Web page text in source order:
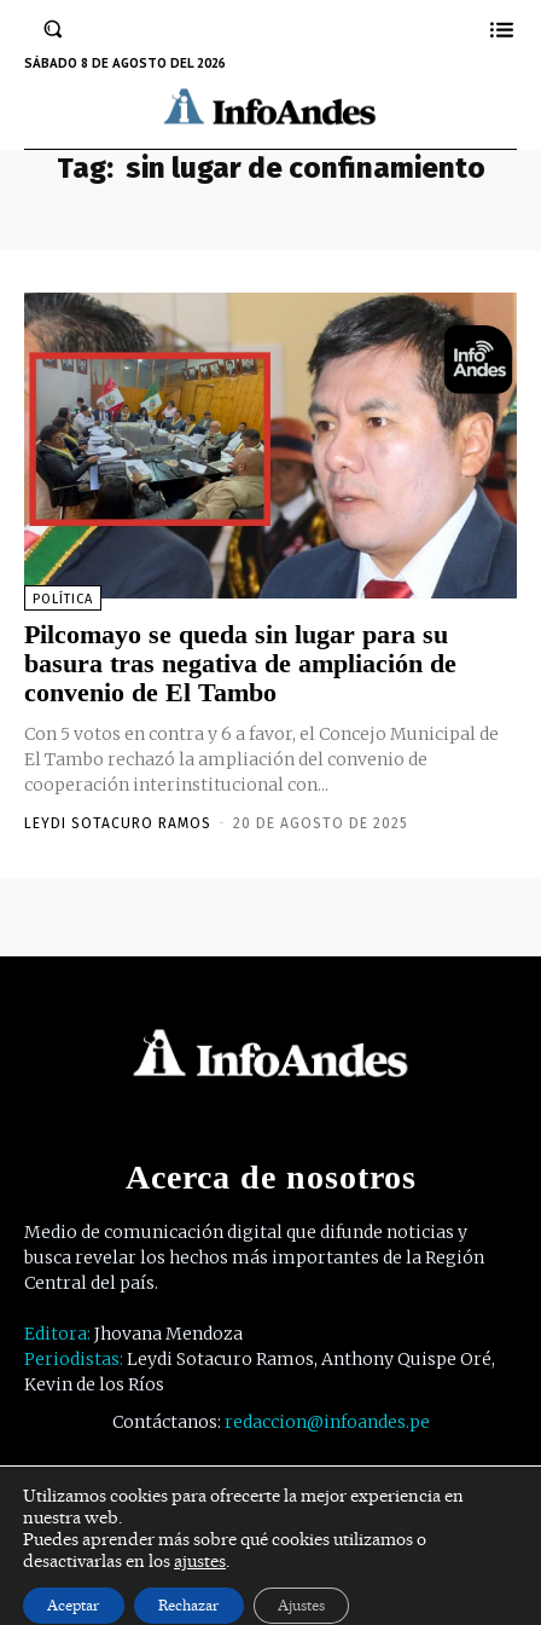
SÁBADO 8 DE AGOSTO DEL 2026
Tag: sin lugar de confinamiento
POLÍTICA
Pilcomayo se queda sin lugar para su
basura tras negativa de ampliación de
convenio de El Tambo
Con 5 votos en contra y 6 a favor, el Concejo Municipal de
El Tambo rechazó la ampliación del convenio de
cooperación interinstitucional con...
LEYDI SOTACURO RAMOS - 20 DE AGOSTO DE 2025
Acerca de nosotros
Medio de comunicación digital que difunde noticias y
busca revelar los hechos más importantes de la Región
Central del país.
Editora: Jhovana Mendoza
Periodistas: Leydi Sotacuro Ramos, Anthony Quispe Oré,
Kevin de los Ríos
Contáctanos: redaccion@infoandes.pe
Síguenos
Facebook Twitter Youtube
Utilizamos cookies para ofrecerte la mejor experiencia en
nuestra web.
Puedes aprender más sobre qué cookies utilizamos o
desactivarlas en losajustes.
Aceptar Rechazar Ajustes